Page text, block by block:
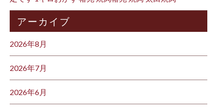
アーカイブ
2026年8月
2026年7月
2026年6月